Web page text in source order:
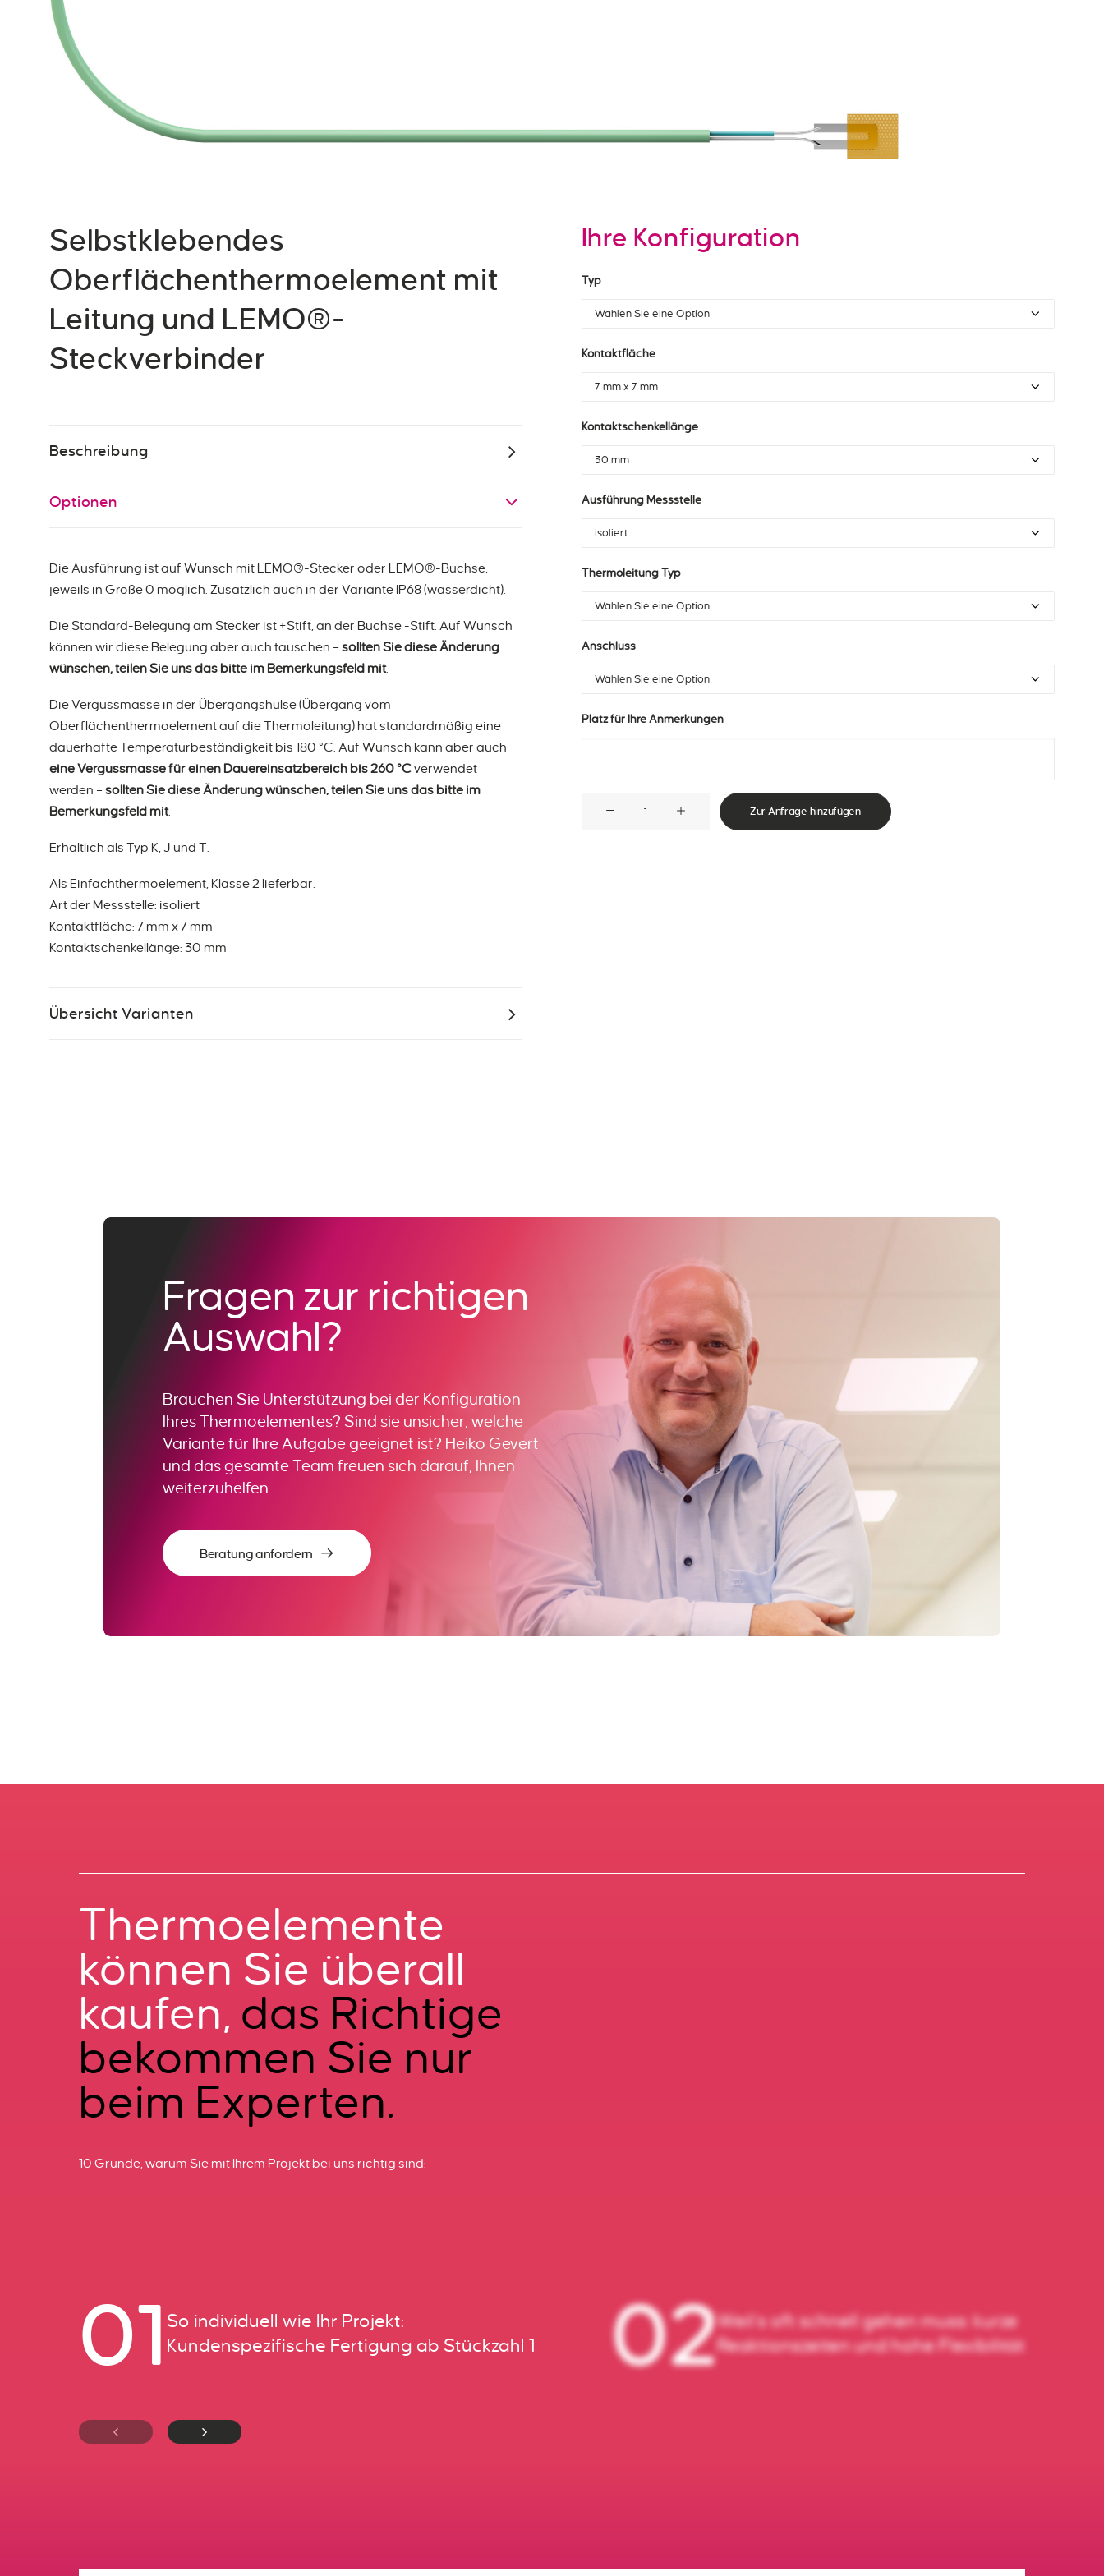
Selbstklebendes
Oberflächenthermoelement mit
Leitung und LEMO®-
Steckverbinder
Beschreibung
Optionen
Die Ausführung ist auf Wunsch mit LEMO®-Stecker oder LEMO®-Buchse,
jeweils in Größe 0 möglich. Zusätzlich auch in der Variante IP68 (wasserdicht).
Die Standard-Belegung am Stecker ist +Stift, an der Buchse -Stift. Auf Wunsch
können wir diese Belegung aber auch tauschen – sollten Sie diese Änderung
wünschen, teilen Sie uns das bitte im Bemerkungsfeld mit.
Die Vergussmasse in der Übergangshülse (Übergang vom
Oberflächenthermoelement auf die Thermoleitung) hat standardmäßig eine
dauerhafte Temperaturbeständigkeit bis 180 °C. Auf Wunsch kann aber auch
eine Vergussmasse für einen Dauereinsatzbereich bis 260 °Cverwendet
werden – sollten Sie diese Änderung wünschen, teilen Sie uns das bitte im
Bemerkungsfeld mit.
Erhältlich als Typ K, J und T.
Als Einfachthermoelement, Klasse 2 lieferbar.
Art der Messstelle: isoliert
Kontaktfläche: 7 mm x 7 mm
Kontaktschenkellänge: 30 mm
Übersicht Varianten
Ihre Konfiguration
Typ
Kontaktfläche
Kontaktschenkellänge
Ausführung Messstelle
Thermoleitung Typ
Anschluss
Platz für Ihre Anmerkungen
Oberflächenthermoelement
Zur Anfrage hinzufügen
Fragen zur richtigen
Auswahl?
Brauchen Sie Unterstützung bei der Konfiguration
Ihres Thermoelementes? Sind sie unsicher, welche
Variante für Ihre Aufgabe geeignet ist? Heiko Gevert
und das gesamte Team freuen sich darauf, Ihnen
weiterzuhelfen.
Beratung anfordern
Thermoelemente
können Sie überall
kaufen, das Richtige
bekommen Sie nur
beim Experten.
10 Gründe, warum Sie mit Ihrem Projekt bei uns richtig sind:
01 So individuell wie Ihr Projekt:
Kundenspezifische Fertigung ab Stückzahl 1
02Weil’s oft schnell gehen muss: kurze
Reaktionszeiten und hohe Flexibilität